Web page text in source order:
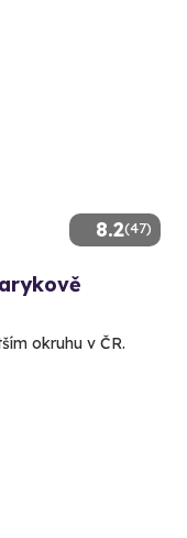
8.2(47)
okruhu v ČR.